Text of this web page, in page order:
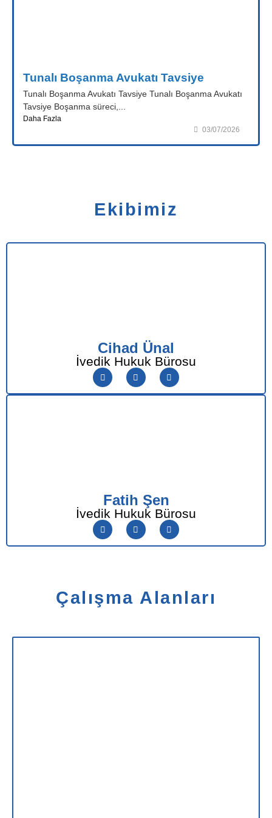
Tunalı Boşanma Avukatı Tavsiye
Tunalı Boşanma Avukatı Tavsiye Tunalı Boşanma Avukatı
Tavsiye Boşanma süreci,...
Daha Fazla
03/07/2026
Ekibimiz
Cihad Ünal
İvedik Hukuk Bürosu
Fatih Şen
İvedik Hukuk Bürosu
Çalışma Alanları